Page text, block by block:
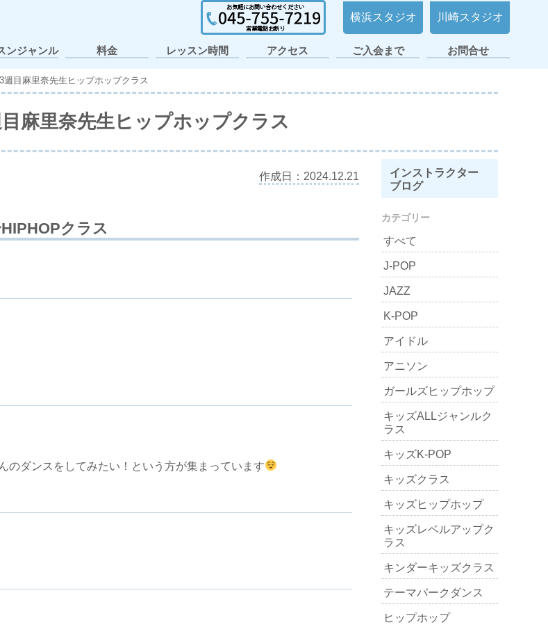
横浜スタジオ 川崎スタジオ
ンジャンル
ップ
ション
ッスン
料金 レッスン時間
アクセス
ご入会まで お問合せ
週目麻里奈先生ヒップホップクラス
麻里奈先生ヒップホップクラス
作成日：2024.12.21
クラス
ダンスをしてみたい！という方が集まっています
インストラクター
ブログ
カテゴリー
すべて
J-POP
JAZZ
K-POP
アイドル
アニソン
ガールズヒップホップ
キッズALLジャンルク
ラス
キッズK-POP
キッズクラス
キッズヒップホップ
キッズレベルアップク
ラス
キンダーキッズクラス
テーマパークダンス
ヒップホップ